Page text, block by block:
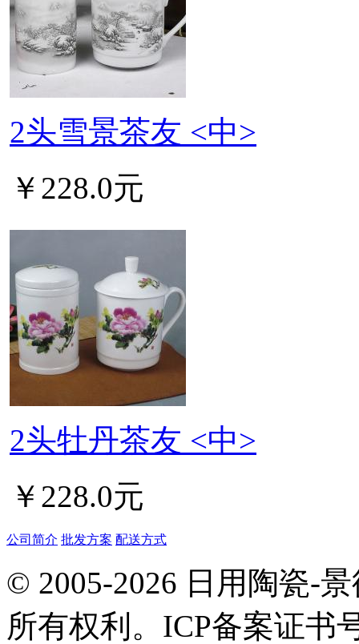
2头雪景茶友 <中>
￥228.0元
2头牡丹茶友 <中>
￥228.0元
公司简介 批发方案 配送方式
© 2005-2026 日用陶瓷-
所有权利。ICP备案证书